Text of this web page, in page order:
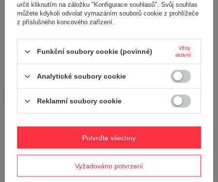
Stav objednávky
Sledování zásilek
Chci vrátit produkt
Podmínky
MŮJ ÚČET
určit kliknutím na záložku "Konfigurace souhlasů". Svůj souhlas
můžete kdykoli odvolat vymazáním souborů cookie z prohlížeče
z příslušného koncového zařízení.
Funkční soubory cookie (povinné)
Vždy
aktivní
Analytické soubory cookie
Reklamní soubory cookie
Vyžadováno potvrzení
Potvrďte všechny